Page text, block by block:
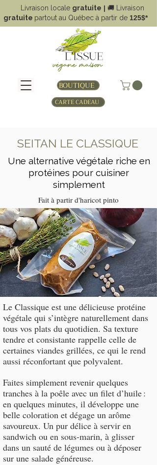
BOUTIQUE
Livraison locale gratuite | 🚚
Livraison
gratuite partout au Québec à partir de 125$*
CARTE CADEAU
SEITAN LE CLASSIQUE
Une alternative végétale riche en
protéines pour cuisiner
simplement
Fait à partir d'haricot pinto
Le Classique est une délicieuse protéine
végétale qui s’intègre naturellement dans
tous vos plats du quotidien. Sa texture
tendre et consistante rappelle celle de
certaines viandes grillées, ce qui le rend
aussi réconfortant que polyvalent.
Faites simplement revenir quelques
tranches à la poêle avec un filet d’huile :
en quelques minutes, il développe une
belle coloration et dégage un arôme
savoureux. Un pur délice à servir en
sandwich ou en sous-marin, à glisser
dans un sauté de légumes ou à déposer
sur une salade généreuse.